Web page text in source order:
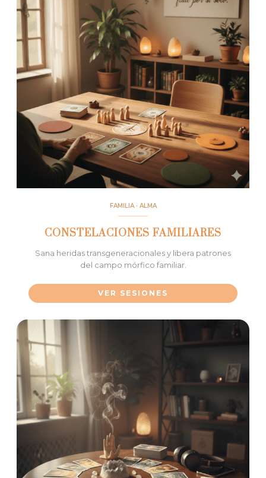
FAMILIA · ALMA
CONSTELACIONES FAMILIARES
Sana heridas transgeneracionales y libera patrones
del campo mórfico familiar.
VER SESIONES